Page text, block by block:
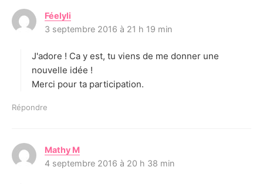
Féelyli
i
:
3 septembre 2016 à 21 h 19 min
J'adore ! Ca y est, tu viens de me donner une
nouvelle idée !
Merci pour ta participation.
Répondre
Mathy M
i
4 septembre 2016 à 20 h 38 min